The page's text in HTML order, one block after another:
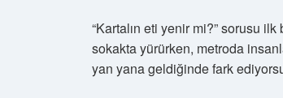
“Kartalın eti yenir mi?” sorusu
sokakta yürürken, metroda
yan yana geldiğinde fark